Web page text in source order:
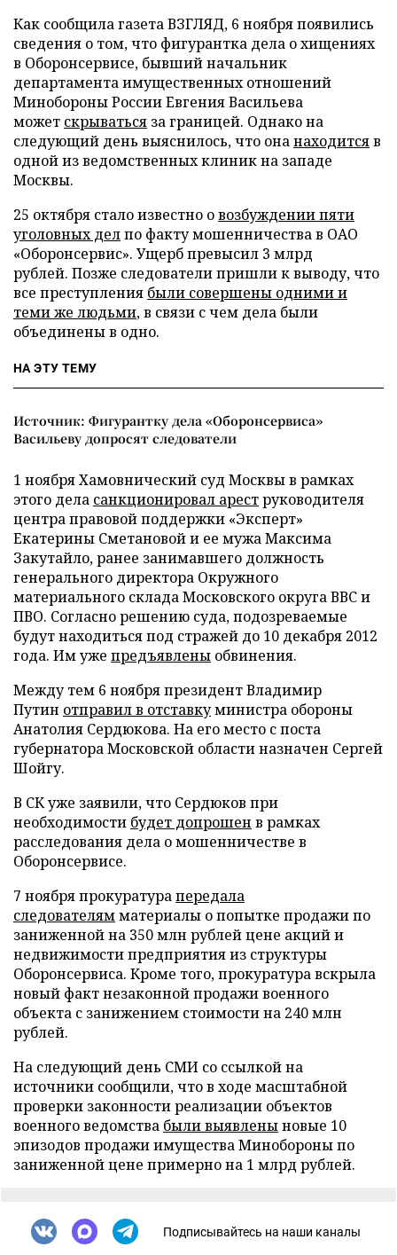
Как сообщила газета ВЗГЛЯД, 6 ноября появились
сведения о том, что фигурантка дела о хищениях
в Оборонсервисе, бывший начальник
департамента имущественных отношений
Минобороны России Евгения Васильева
может скрываться за границей. Однако на
следующий день выяснилось, что онанаходитсяв
одной из ведомственных клиник на западе
Москвы.
25 октября стало известно овозбуждении пяти
уголовных делпо факту мошенничества в ОАО
«Оборонсервис». Ущерб превысил 3 млрд
рублей. Позже следователи пришли к выводу, что
все преступления были совершены одними и
теми же людьми, в связи с чем дела были
объединены в одно.
НА ЭТУ ТЕМУ
Источник: Фигурантку дела «Оборонсервиса»
Васильеву допросят следователи
1 ноября Хамовнический суд Москвы в рамках
этого дела санкционировал ареструководителя
центра правовой поддержки «Эксперт»
Екатерины Сметановой и ее мужа Максима
Закутайло, ранее занимавшего должность
генерального директора Окружного
материального склада Московского округа ВВС и
ПВО. Согласно решению суда, подозреваемые
будут находиться под стражей до 10 декабря 2012
года. Им уже предъявлены обвинения.
Между тем 6 ноября президент Владимир
Путин отправил в отставкуминистра обороны
Анатолия Сердюкова. На его место с поста
губернатора Московской области назначен Сергей
Шойгу.
В СК уже заявили, что Сердюков при
необходимости будет допрошен в рамках
расследования дела о мошенничестве в
Оборонсервисе.
7 ноября прокуратурапередала
следователямматериалы о попытке продажи по
заниженной на 350 млн рублей цене акций и
недвижимости предприятия из структуры
Оборонсервиса. Кроме того, прокуратура вскрыла
новый факт незаконной продажи военного
объекта с занижением стоимости на 240 млн
рублей.
На следующий день СМИ со ссылкой на
источники сообщили, что в ходе масштабной
проверки законности реализации объектов
военного ведомства были выявленыновые 10
эпизодов продажи имущества Минобороны по
заниженной цене примерно на 1 млрд рублей.
Подписывайтесь на наши каналы